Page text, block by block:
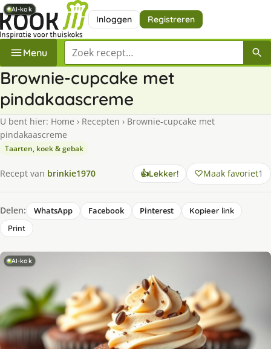
Inloggen Registreren
Menu Zoek een recept
Brownie-cupcake met
pindakaascreme
U bent hier: Home › Recepten › Brownie-cupcake met
pindakaascreme
Taarten, koek & gebak
Recept van brinkie1970 👍Lekker! Maak favoriet1
Delen: WhatsApp Facebook Pinterest
Kopieer link
Print
AI-kok
AI-kok
AI-kok
AI-kok
AI-kok
AI-kok
AI-kok